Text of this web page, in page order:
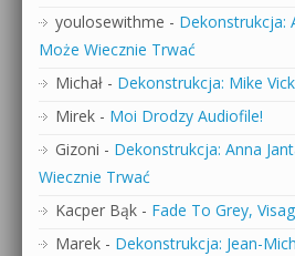
youlosewithme - Dekonstrukcja:
Może Wiecznie Trwać
Michał - Dekonstrukcja: Mike
Mirek - Moi Drodzy Audiofile!
Gizoni - Dekonstrukcja: Anna
Wiecznie Trwać
Kacper Bąk - Fade To Grey,
Marek - Dekonstrukcja: Jean-